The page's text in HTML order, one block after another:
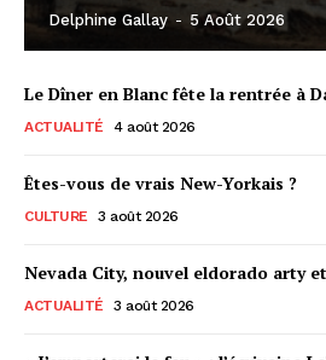
Delphine Gallay - 5 Août 2026
Le Dîner en Blanc fête la rentrée à
ACTUALITÉ 4 août 2026
Êtes-vous de vrais New-Yorkais ?
CULTURE 3 août 2026
Nevada City, nouvel eldorado arty
ACTUALITÉ 3 août 2026